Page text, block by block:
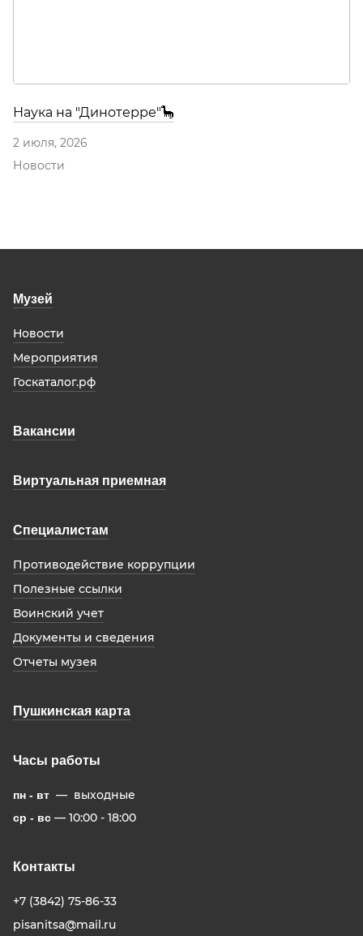
Наука на "Динотерре"🦕
2 июля, 2026
Новости
Музей
Новости
Мероприятия
Госкаталог.рф
Вакансии
Виртуальная приемная
Специалистам
Противодействие коррупции
Полезные ссылки
Воинский учет
Документы и сведения
Отчеты музея
Пушкинская карта
Часы работы
пн - вт — выходные
ср - вс — 10:00 - 18:00
Контакты
+7 (3842) 75-86-33
pisanitsa@mail.ru